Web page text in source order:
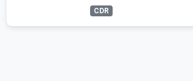
CDR